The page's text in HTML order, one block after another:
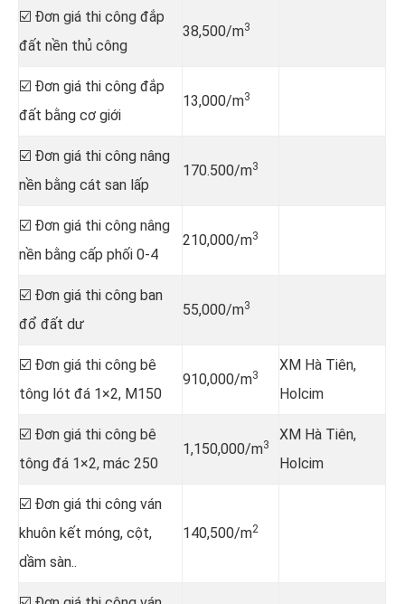
☑️ Đơn giá thi công đắp
đất nền thủ công
38,500/m3
☑️ Đơn giá thi công đắp
đất bằng cơ giới
13,000/m3
☑️ Đơn giá thi công nâng
nền bằng cát san lấp
170.500/m3
☑️ Đơn giá thi công nâng
nền bằng cấp phối 0-4
210,000/m3
☑️ Đơn giá thi công ban
đổ đất dư
55,000/m3
☑️ Đơn giá thi công bê
tông lót đá 1×2, M150
910,000/m3
XM Hà Tiên,
Holcim
☑️ Đơn giá thi công bê
tông đá 1×2, mác 250
1,150,000/m3
XM Hà Tiên,
Holcim
☑️ Đơn giá thi công ván
khuôn kết móng, cột,
dầm sàn..
140,500/m2